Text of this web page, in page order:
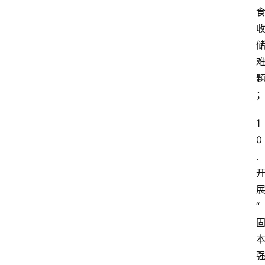
食
收
储
难
题
；
1
0
.
开
展
“
固
本
强